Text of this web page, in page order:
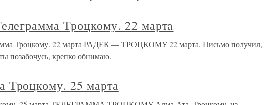
Троцкому. 22 марта
Троцкому. 22 марта РАДЕК — ТРОЦКОМУ 22 марта. Письмо получил,
позабочусь, крепко обнимаю.
Троцкому. 25 марта